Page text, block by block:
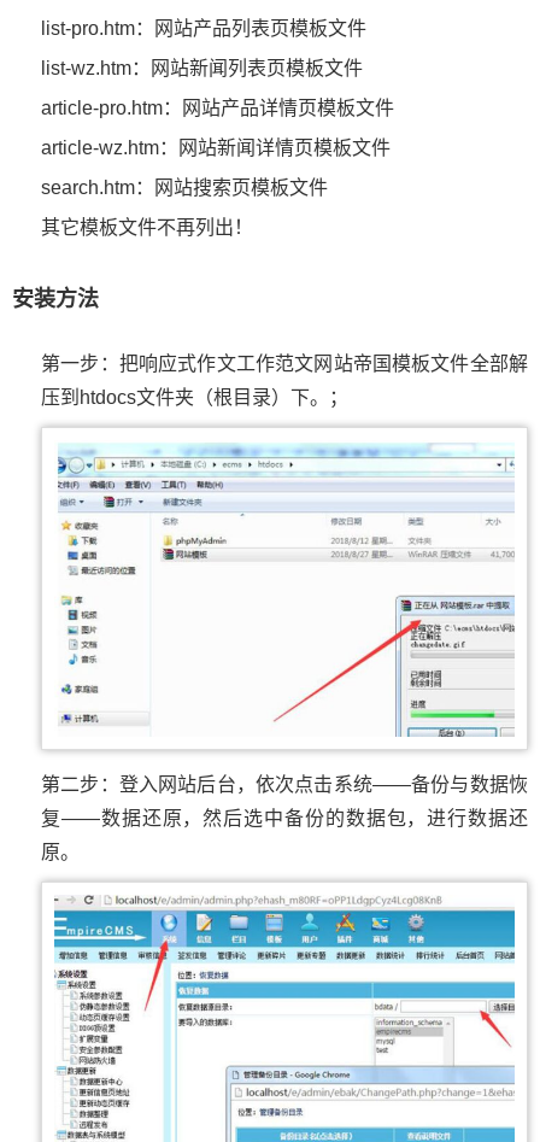
list-pro.htm：网站产品列表页模板文件
list-wz.htm：网站新闻列表页模板文件
article-pro.htm：网站产品详情页模板文件
article-wz.htm：网站新闻详情页模板文件
search.htm：网站搜索页模板文件
其它模板文件不再列出！
安装方法
第一步：把响应式作文工作范文网站帝国模板文件全部解
压到htdocs文件夹（根目录）下。；
第二步：登入网站后台，依次点击系统——备份与数据恢
复——数据还原，然后选中备份的数据包，进行数据还
原。